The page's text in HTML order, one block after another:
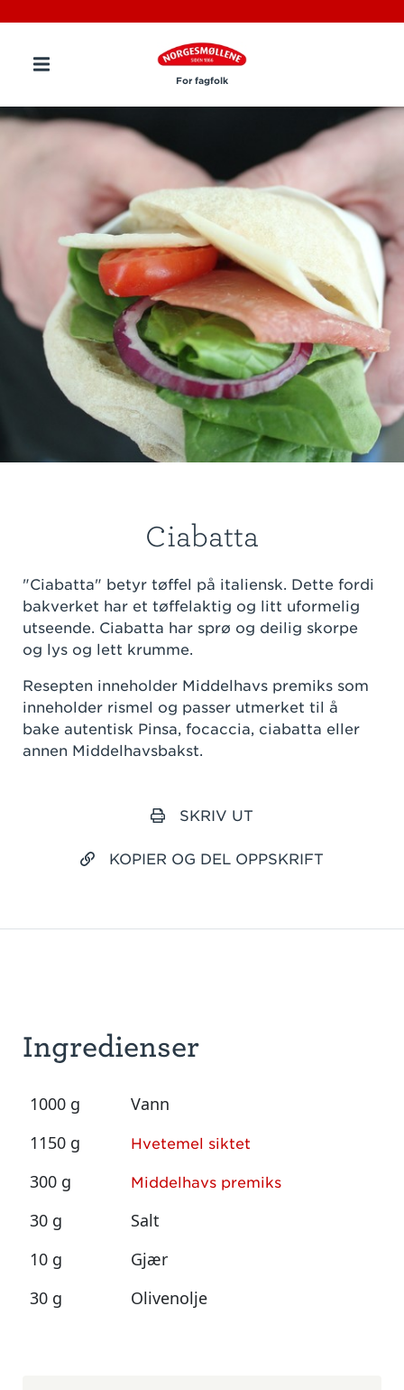
For fagfolk
Ciabatta
"Ciabatta" betyr tøffel på italiensk. Dette fordi
bakverket har et tøffelaktig og litt uformelig
utseende. Ciabatta har sprø og deilig skorpe
og lys og lett krumme.
Resepten inneholder Middelhavs premiks som
inneholder rismel og passer utmerket til å
bake autentisk Pinsa, focaccia, ciabatta eller
annen Middelhavsbakst.
SKRIV UT
KOPIER OG DEL OPPSKRIFT
Ingredienser
1000 g
Vann
1150 g
Hvetemel siktet
300 g Middelhavs premiks
30 g
Salt
10 g
Gjær
30 g
Olivenolje